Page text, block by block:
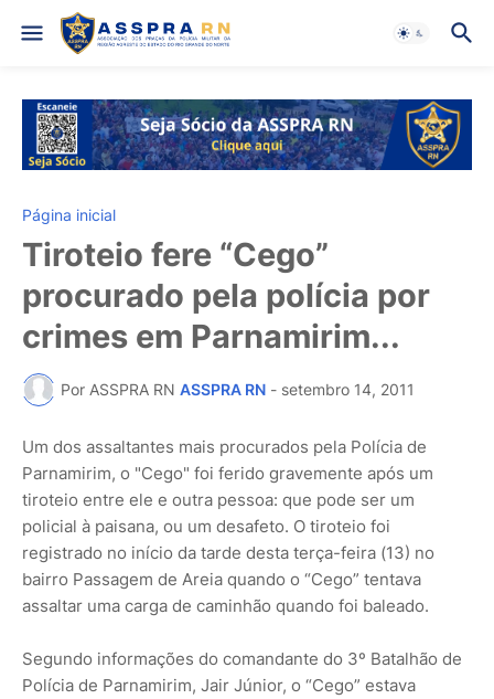
Página inicial
Tiroteio fere “Cego”
procurado pela polícia por
crimes em Parnamirim...
Por ASSPRA RN ASSPRA RN - setembro 14, 2011
Um dos assaltantes mais procurados pela Polícia de
Parnamirim, o "Cego" foi ferido gravemente após um
tiroteio entre ele e outra pessoa: que pode ser um
policial à paisana, ou um desafeto. O tiroteio foi
registrado no início da tarde desta terça-feira (13) no
bairro Passagem de Areia quando o “Cego” tentava
assaltar uma carga de caminhão quando foi baleado.
Segundo informações do comandante do 3º Batalhão de
Polícia de Parnamirim, Jair Júnior, o “Cego” estava